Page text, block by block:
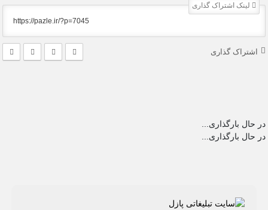
لینک اشتراک گذاری
اشتراک گذاری
در حال بارگذاری...
در حال بارگذاری...